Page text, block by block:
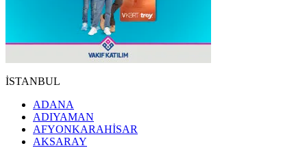
İSTANBUL
ADANA
ADIYAMAN
AFYONKARAHİSAR
AKSARAY